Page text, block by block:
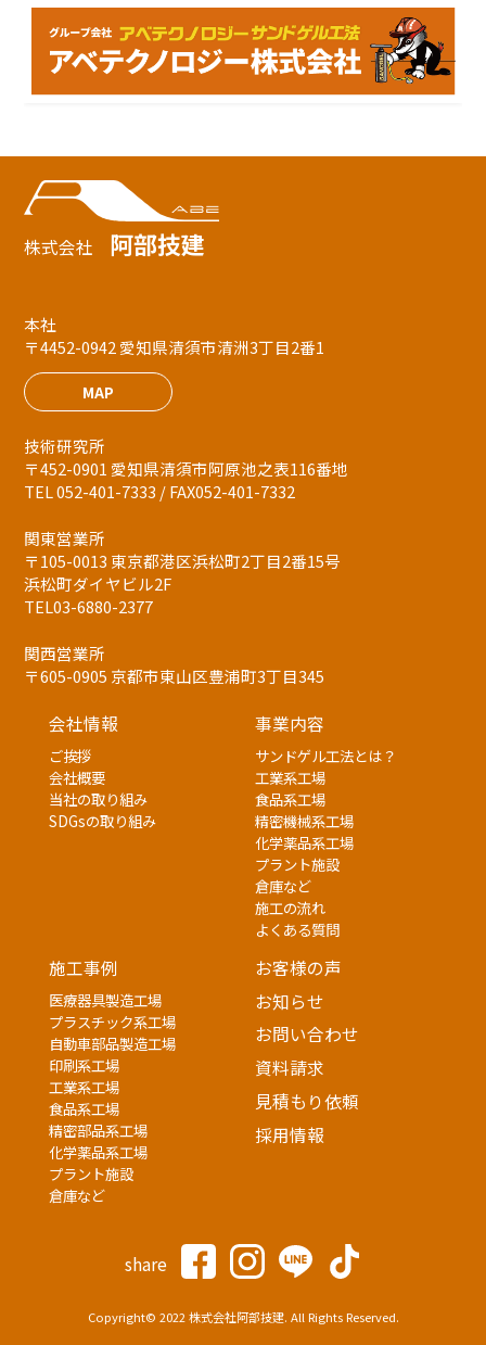
株式会社 阿部技建
本社
〒4452-0942 愛知県清須市清洲3丁目2番1
MAP
技術研究所
〒452-0901 愛知県清須市阿原池之表116番地
TEL 052-401-7333 / FAX052-401-7332
関東営業所
〒105-0013 東京都港区浜松町2丁目2番15号
浜松町ダイヤビル2F
TEL03-6880-2377
関西営業所
〒605-0905 京都市東山区豊浦町3丁目345
会社情報
ご挨拶
会社概要
当社の取り組み
SDGsの取り組み
事業内容
サンドゲル工法とは？
工業系工場
食品系工場
精密機械系工場
化学薬品系工場
プラント施設
倉庫など
施工の流れ
よくある質問
施工事例
医療器具製造工場
プラスチック系工場
自動車部品製造工場
印刷系工場
工業系工場
食品系工場
精密部品系工場
化学薬品系工場
プラント施設
倉庫など
お客様の声
お知らせ
お問い合わせ
資料請求
見積もり依頼
採用情報
share
Copyright© 2022 株式会社阿部技建. All Rights Reserved.